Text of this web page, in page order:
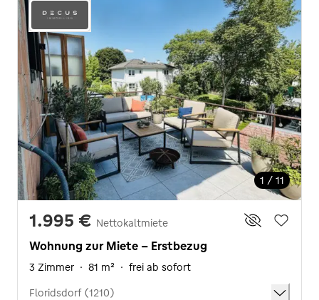
1 / 11
1.995 € Nettokaltmiete
Wohnung zur Miete - Erstbezug
3 Zimmer · 81 m² · frei ab sofort
Floridsdorf (1210)